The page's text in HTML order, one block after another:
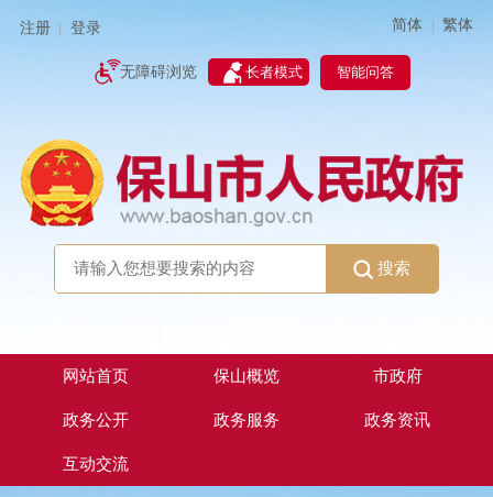
注册 登录 简体 | 繁体
无障碍浏览 长者模式 智能问答
搜索
网站首页 保山概览 市政府
政务公开 政务服务 政务资讯
互动交流